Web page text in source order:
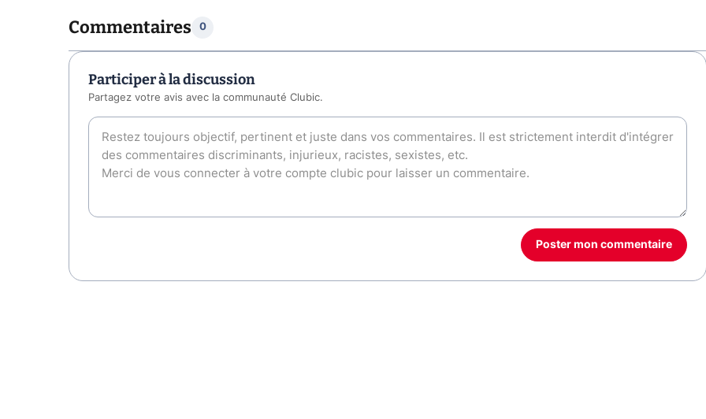
Commentaires 0
Participer à la discussion
Partagez votre avis avec la communauté Clubic.
Poster mon commentaire